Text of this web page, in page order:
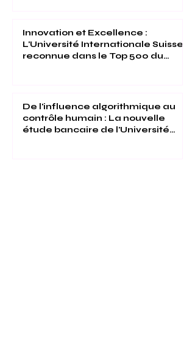
Innovation et Excellence :
L'Université Internationale Suisse
reconnue dans le Top 500 du
De l'influence algorithmique au
contrôle humain : La nouvelle
étude bancaire de l'Université